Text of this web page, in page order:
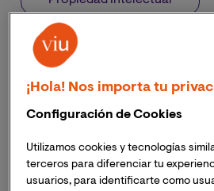
Propiedad Industrial
¡Hola! Nos importa tu
Configuración de Cookies
Utilizamos cookies y tecnologías
terceros para diferenciar tu
usuarios, para identificarte como